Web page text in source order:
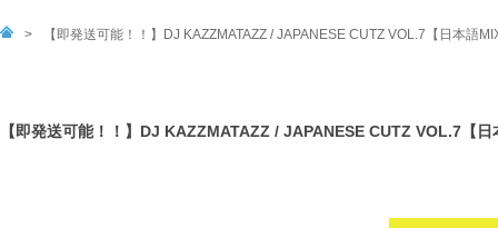
> 【即発送可能！！】DJ KAZZMATAZZ / JAPANESE CUTZ VOL.7【日本語
【即発送可能！！】DJ KAZZMATAZZ / JAPANESE CUTZ VOL.7【